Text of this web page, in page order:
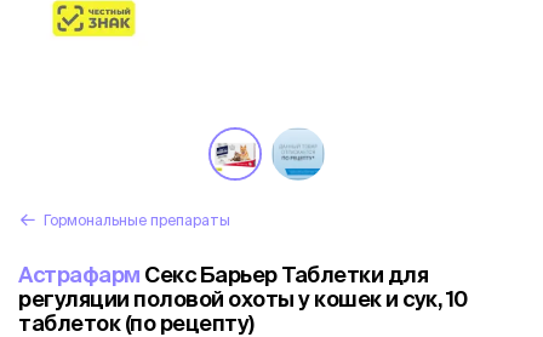
Гормональные препараты
Астрафарм Секс Барьер Таблетки для
регуляции половой охоты у кошек и сук, 10
таблеток (по рецепту)